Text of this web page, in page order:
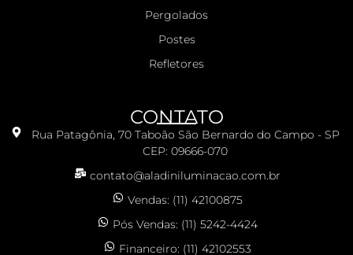
Pergolados
Postes
Refletores
CONTATO
Rua Patagônia, 70 Taboão São Bernardo do Campo - SP
CEP: 09666-070
contato@aladiniluminacao.com.br
Vendas: (11) 42100875
Pós Vendas: (11) 5242-4424
Financeiro: (11) 42102553